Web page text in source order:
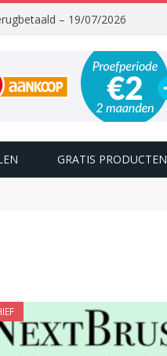
– 19/07/2026
GRATIS PRODUCTEN